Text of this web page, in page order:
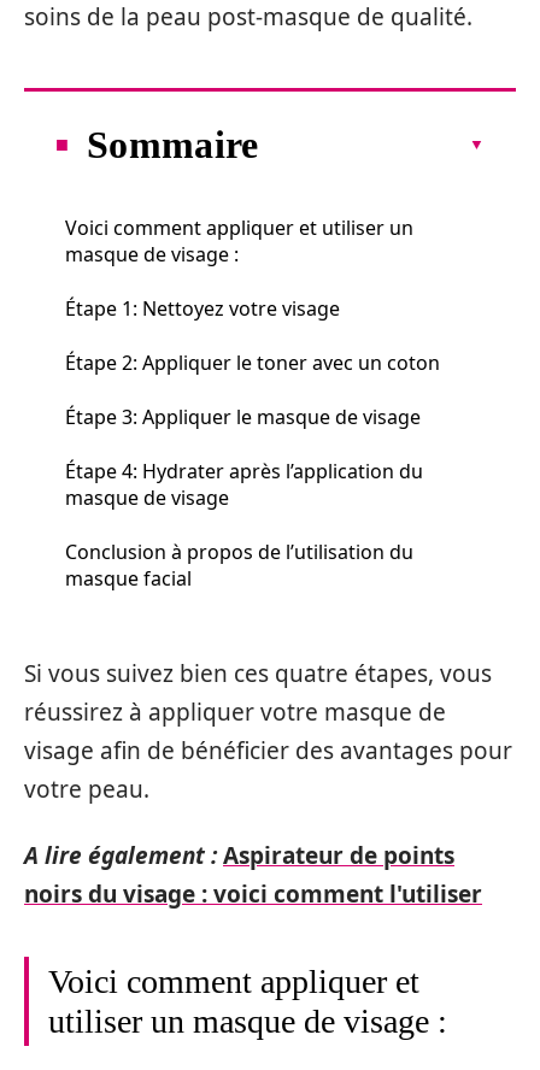
soins de la peau post-masque de qualité.
Sommaire
Voici comment appliquer et utiliser un
masque de visage :
Étape 1: Nettoyez votre visage
Étape 2: Appliquer le toner avec un coton
Étape 3: Appliquer le masque de visage
Étape 4: Hydrater après l’application du
masque de visage
Conclusion à propos de l’utilisation du
masque facial
Si vous suivez bien ces quatre étapes, vous
réussirez à appliquer votre masque de
visage afin de bénéficier des avantages pour
votre peau.
A lire également :Aspirateur de points
noirs du visage : voici comment l'utiliser
Voici comment appliquer et
utiliser un masque de visage :